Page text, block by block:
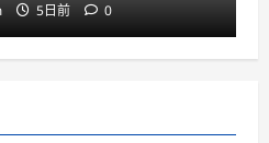
5日前 0